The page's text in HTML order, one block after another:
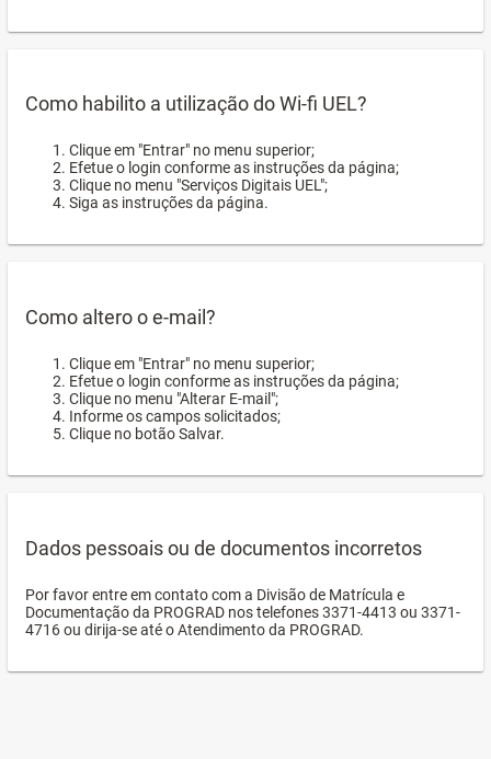
Como habilito a utilização do Wi-fi UEL?
Clique em "Entrar" no menu superior;
Efetue o login conforme as instruções da página;
Clique no menu "Serviços Digitais UEL";
Siga as instruções da página.
Como altero o e-mail?
Clique em "Entrar" no menu superior;
Efetue o login conforme as instruções da página;
Clique no menu "Alterar E-mail";
Informe os campos solicitados;
Clique no botão Salvar.
Dados pessoais ou de documentos incorretos
Por favor entre em contato com a Divisão de Matrícula e
Documentação da PROGRAD nos telefones 3371-4413 ou 3371-
4716 ou dirija-se até o Atendimento da PROGRAD.